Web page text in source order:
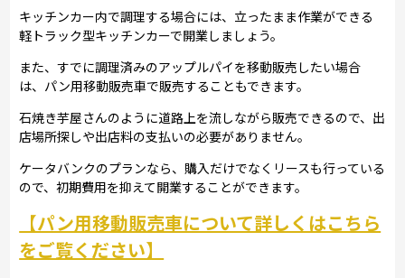
キッチンカー内で調理する場合には、立ったまま作業ができる
軽トラック型キッチンカーで開業しましょう。
また、すでに調理済みのアップルパイを移動販売したい場合
は、パン用移動販売車で販売することもできます。
石焼き芋屋さんのように道路上を流しながら販売できるので、出
店場所探しや出店料の支払いの必要がありません。
ケータバンクのプランなら、購入だけでなくリースも行っている
ので、初期費用を抑えて開業することができます。
【パン用移動販売車について詳しくはこちら
をご覧ください】